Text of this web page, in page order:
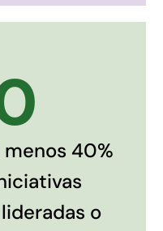
menos 40%
o